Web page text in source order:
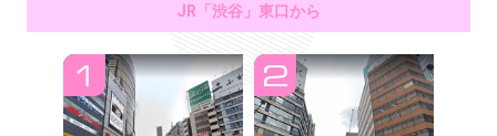
JR「渋谷」東口から